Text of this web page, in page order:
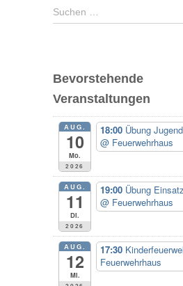
S
u
n
n
Suchen …
Bevorstehende
Veranstaltungen
AUG.
10
Mo.
2026
18:00 Übung
@ Feuerwehrhaus
AUG.
11
Di.
2026
19:00 Übung
@ Feuerwehrhaus
AUG.
12
Mi.
17:30
Feuerwehrhaus